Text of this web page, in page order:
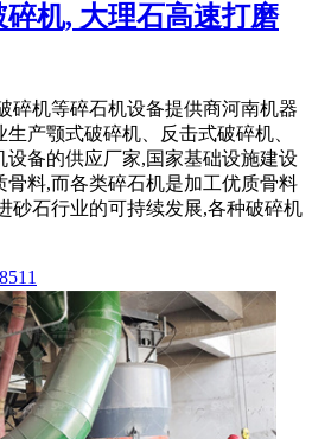
机, 大理石高速打磨
碎机等碎石机设备提供商河南机器
产颚式破碎机、反击式破碎机、
设备的供应厂家,国家基础设施建设
骨料,而各类碎石机是加工优质骨料
砂石行业的可持续发展,各种破碎机